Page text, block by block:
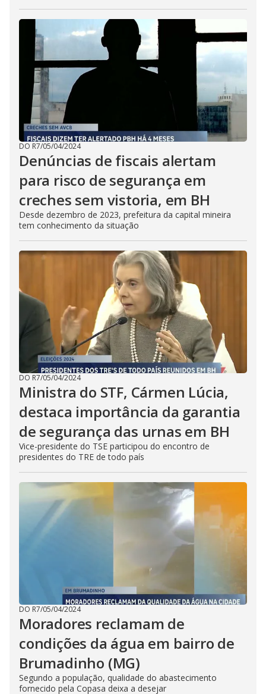
DO R7/05/04/2024
Denúncias de fiscais alertam
para risco de segurança em
creches sem vistoria, em BH
Desde dezembro de 2023, prefeitura da capital mineira
tem conhecimento da situação
DO R7/05/04/2024
Ministra do STF, Cármen Lúcia,
destaca importância da garantia
de segurança das urnas em BH
Vice-presidente do TSE participou do encontro de
presidentes do TRE de todo país
DO R7/05/04/2024
Moradores reclamam de
condições da água em bairro de
Brumadinho (MG)
Segundo a população, qualidade do abastecimento
fornecido pela Copasa deixa a desejar